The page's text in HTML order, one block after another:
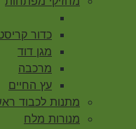
כדור קריסטל 20
מגן דוד
מרכבה
עץ החיים
מתנות לכבוד
מנורות מלח